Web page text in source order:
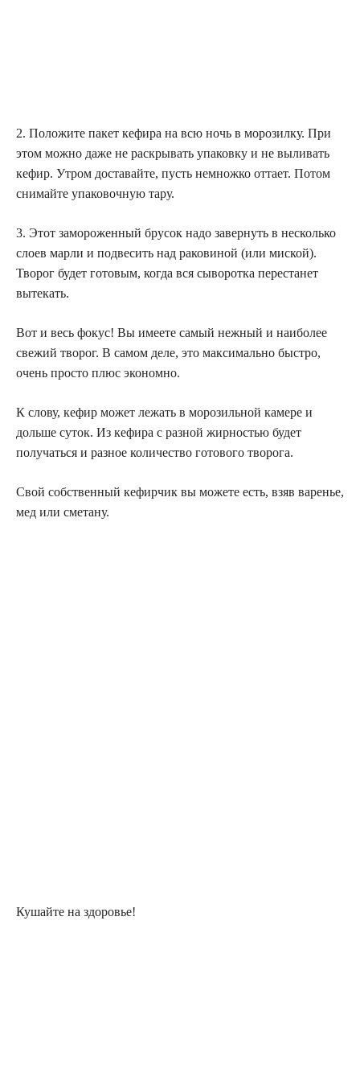
2. Положите пакет кефира на всю ночь в морозилку. При
этом можно даже не раскрывать упаковку и не выливать
кефир. Утром доставайте, пусть немножко оттает. Потом
снимайте упаковочную тару.
3. Этот замороженный брусок надо завернуть в несколько
слоев марли и подвесить над раковиной (или миской).
Творог будет готовым, когда вся сыворотка перестанет
вытекать.
Вот и весь фокус! Вы имеете самый нежный и наиболее
свежий творог. В самом деле, это максимально быстро,
очень просто плюс экономно.
К слову, кефир может лежать в морозильной камере и
дольше суток. Из кефира с разной жирностью будет
получаться и разное количество готового творога.
Свой собственный кефирчик вы можете есть, взяв варенье,
мед или сметану.
Кушайте на здоровье!